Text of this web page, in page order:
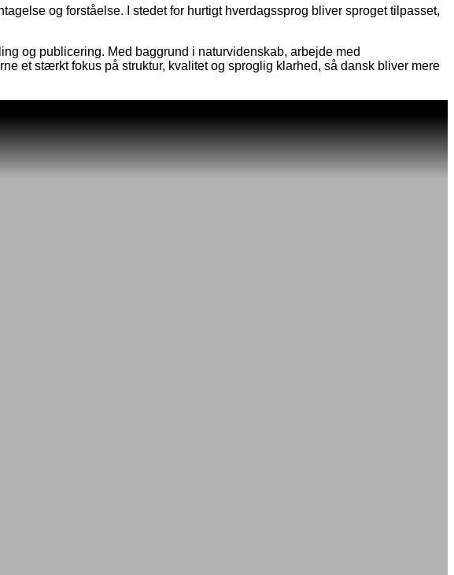
og forståelse. I stedet for hurtigt hverdagssprog bliver sproget tilpasset,
og publicering. Med baggrund i naturvidenskab, arbejde med
et stærkt fokus på struktur, kvalitet og sproglig klarhed, så dansk bliver mere